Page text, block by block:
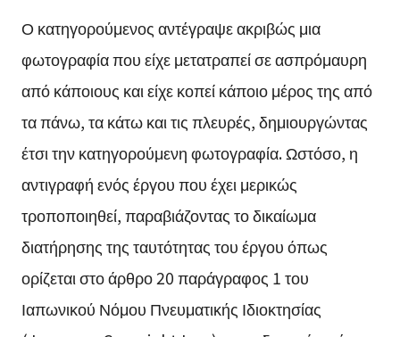
Ο κατηγορούμενος αντέγραψε ακριβώς μια
φωτογραφία που είχε μετατραπεί σε ασπρόμαυρη
από κάποιους και είχε κοπεί κάποιο μέρος της από
τα πάνω, τα κάτω και τις πλευρές, δημιουργώντας
έτσι την κατηγορούμενη φωτογραφία. Ωστόσο, η
αντιγραφή ενός έργου που έχει μερικώς
τροποποιηθεί, παραβιάζοντας το δικαίωμα
διατήρησης της ταυτότητας του έργου όπως
ορίζεται στο άρθρο 20 παράγραφος 1 του
Ιαπωνικού Νόμου Πνευματικής Ιδιοκτησίας